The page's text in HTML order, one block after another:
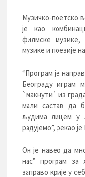
Музичко-поетско
је као
филмске музике,
музике и поезије
“Програм је
Београду играм
`макнути` из
мали састав да
људима лицем у
радујемо”, рекао
Он је навео да
нас” програм
заправо крије у